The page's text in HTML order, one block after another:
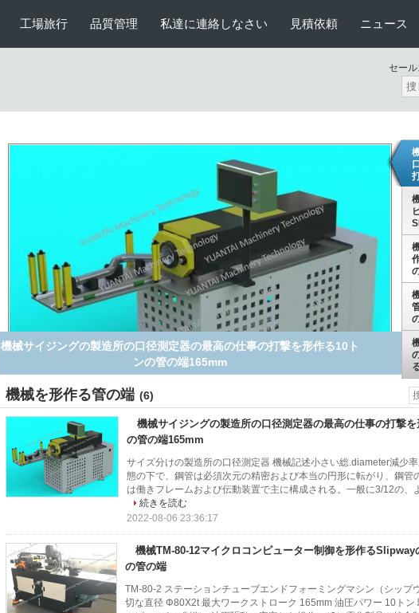
工場旅行 品質管理 私達に連絡しなさい 見積依頼 ニュース
セール
機械サイジングの製造所の口径測定器の最高の仕事の打撃を形作る10ト
ンの管の端165mm
機械を形作る管の端 (6)
機械サイジングの製造所の口径測定器の最高の仕事の打撃
の管の端165mm
サイズ分けの製造所の口径測定器 機械記述小さい総.diameter減少
態の下で、鋼管は必須次元の精密および本当の円形に転がり、鋼管
は働きフレームおよび伝動装置で主に構成される。一般に3/12の、
続きを読む
2022-08-06 23:36:17
機械TM-80-12マイクロコンピューター制御を形作るSlipway
の管の端
TM-80-2 ステーションチューブエンドフォーミングマシン（シップ
切な直径 Φ80X2t 最大ワークストローク 165mm 油圧パワー 10トン